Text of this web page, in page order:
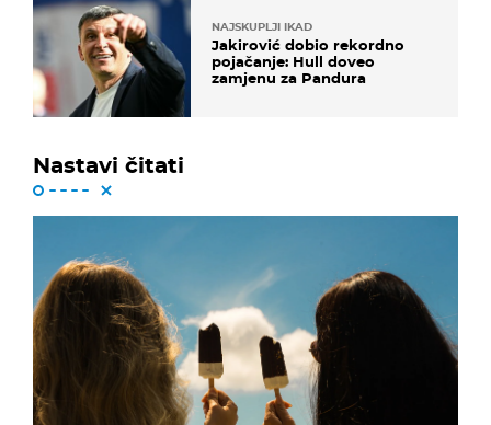
NAJSKUPLJI IKAD
Jakirović dobio rekordno
pojačanje: Hull doveo
zamjenu za Pandura
Nastavi čitati